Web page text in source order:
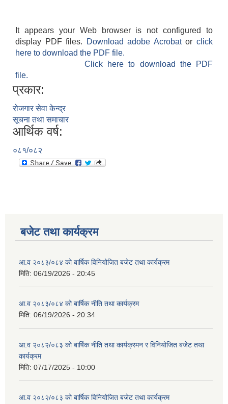
It appears your Web browser is not configured to
display PDF files.
Download adobe Acrobatorclick
here to download the PDF file.
Click here to download the PDF
file.
प्रकार:
रोजगार सेवा केन्द्र
सूचना तथा समाचार
आर्थिक वर्ष:
०८१/०८२
बजेट तथा कार्यक्रम
आ.व २०८३/०८४ को बार्षिक विनियोजित बजेट तथा कार्यक्रम
मिति: 06/19/2026 - 20:45
आ.व २०८३/०८४ को बार्षिक नीति तथा कार्यक्रम
मिति: 06/19/2026 - 20:34
आ.व २०८२/०८३ को बार्षिक नीति तथा कार्यक्रमन र विनियोजित बजेट तथा
कार्यक्रम
मिति: 07/17/2025 - 10:00
आ.व २०८२/०८३ को बार्षिक विनियोजित बजेट तथा कार्यक्रम